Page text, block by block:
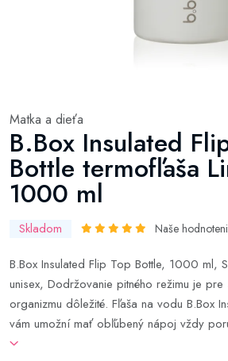
Matka a dieťa
B.Box Insulated
Bottle termofľaša
1000 ml
Skladom Naše
B.Box Insulated Flip Top Bottle, 1000 ml,
unisex, Dodržovanie pitného režimu je
organizmu dôležité. Fľaša na vodu B.Box
vám umožní mať obľúbený nápoj vždy